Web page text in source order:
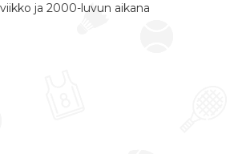
ja 2000-luvun aikana